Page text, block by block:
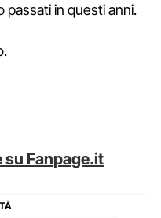
passati in questi anni.
su Fanpage.it